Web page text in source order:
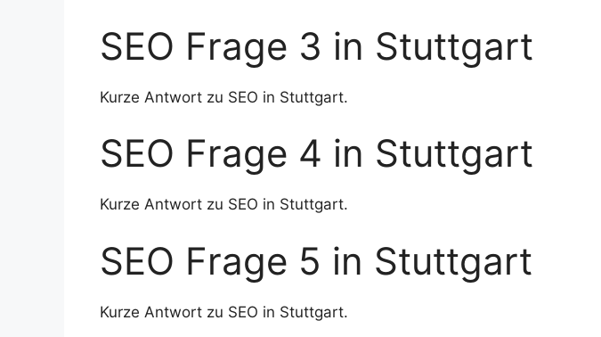
SEO Frage 3 in Stuttgart
Kurze Antwort zu SEO in Stuttgart.
SEO Frage 4 in Stuttgart
Kurze Antwort zu SEO in Stuttgart.
SEO Frage 5 in Stuttgart
Kurze Antwort zu SEO in Stuttgart.